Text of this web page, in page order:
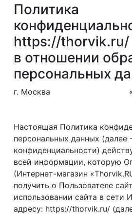
Политика
https://thorvik.ru/
в отношении
персональных
г. Москва